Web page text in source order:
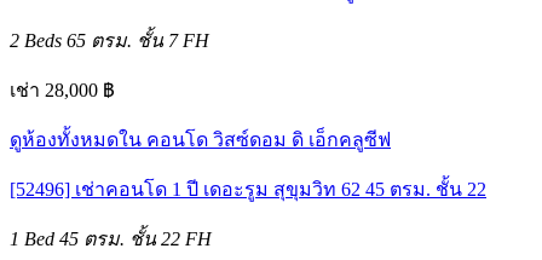
2 Beds 65 ตรม. ชั้น 7 FH
เช่า 28,000 ฿
ดูห้องทั้งหมดใน คอนโด วิสซ์ดอม ดิ เอ็กคลูซีฟ
[52496] เช่าคอนโด 1 ปี เดอะรูม สุขุมวิท 62 45 ตรม. ชั้น 22
1 Bed 45 ตรม. ชั้น 22 FH